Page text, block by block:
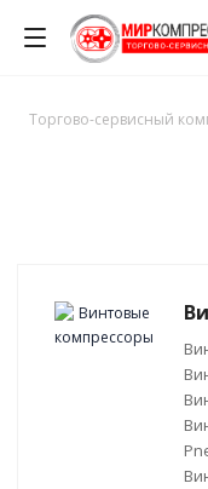
Торгово-сервисный